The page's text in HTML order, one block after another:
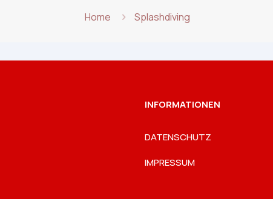
Home Splashdiving
INFORMATIONEN
DATENSCHUTZ
IMPRESSUM